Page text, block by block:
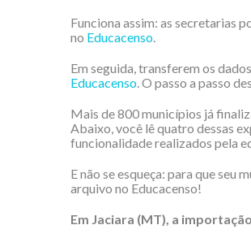
Funciona assim: as secretarias
no Educacenso.
Em seguida, transferem os
Educacenso. O passo a passo
Mais de 800 municípios já
Abaixo, você lê quatro dessas
funcionalidade realizados pela
E não se esqueça: para que seu
arquivo no Educacenso!
Em Jaciara (MT), a